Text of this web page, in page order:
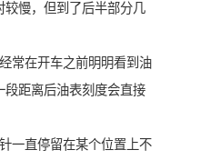
慢，但到了后半部分几
常在开车之前明明看到油
距离后油表刻度会直接
一直停留在某个位置上不